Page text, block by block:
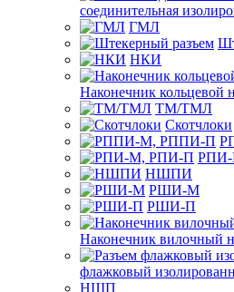
соединительная
ГМЛ
НКИ
Наконечник кольцевой
ТМ/ТМЛ
Скотчлоки
НШПИ
РШИ-М
РШИ-П
Наконечник вилочный
флажковый
НШП